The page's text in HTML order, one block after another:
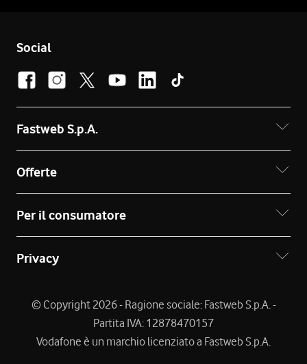
Social
Fastweb S.p.A.
Offerte
Per il consumatore
Privacy
© Copyright 2026 - Ragione sociale: Fastweb S.p.A. -
Partita IVA: 12878470157
Vodafone è un marchio licenziato a Fastweb S.p.A.